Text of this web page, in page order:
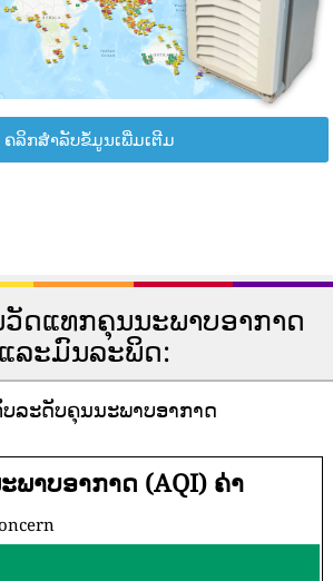
ຄລິກສຳລັບຂໍ້ມູນເພີ່ມເຕີມ
ດແທກຄຸນນະພາບອາກາດ
ແລະມົນລະພິດ:
ລະດັບຄຸນນະພາບອາກາດ
ພາບອາກາດ (AQI) ຄ່າ